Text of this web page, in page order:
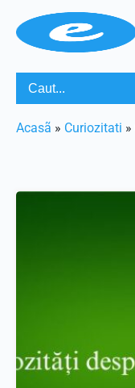
Acasã » Curiozitati »